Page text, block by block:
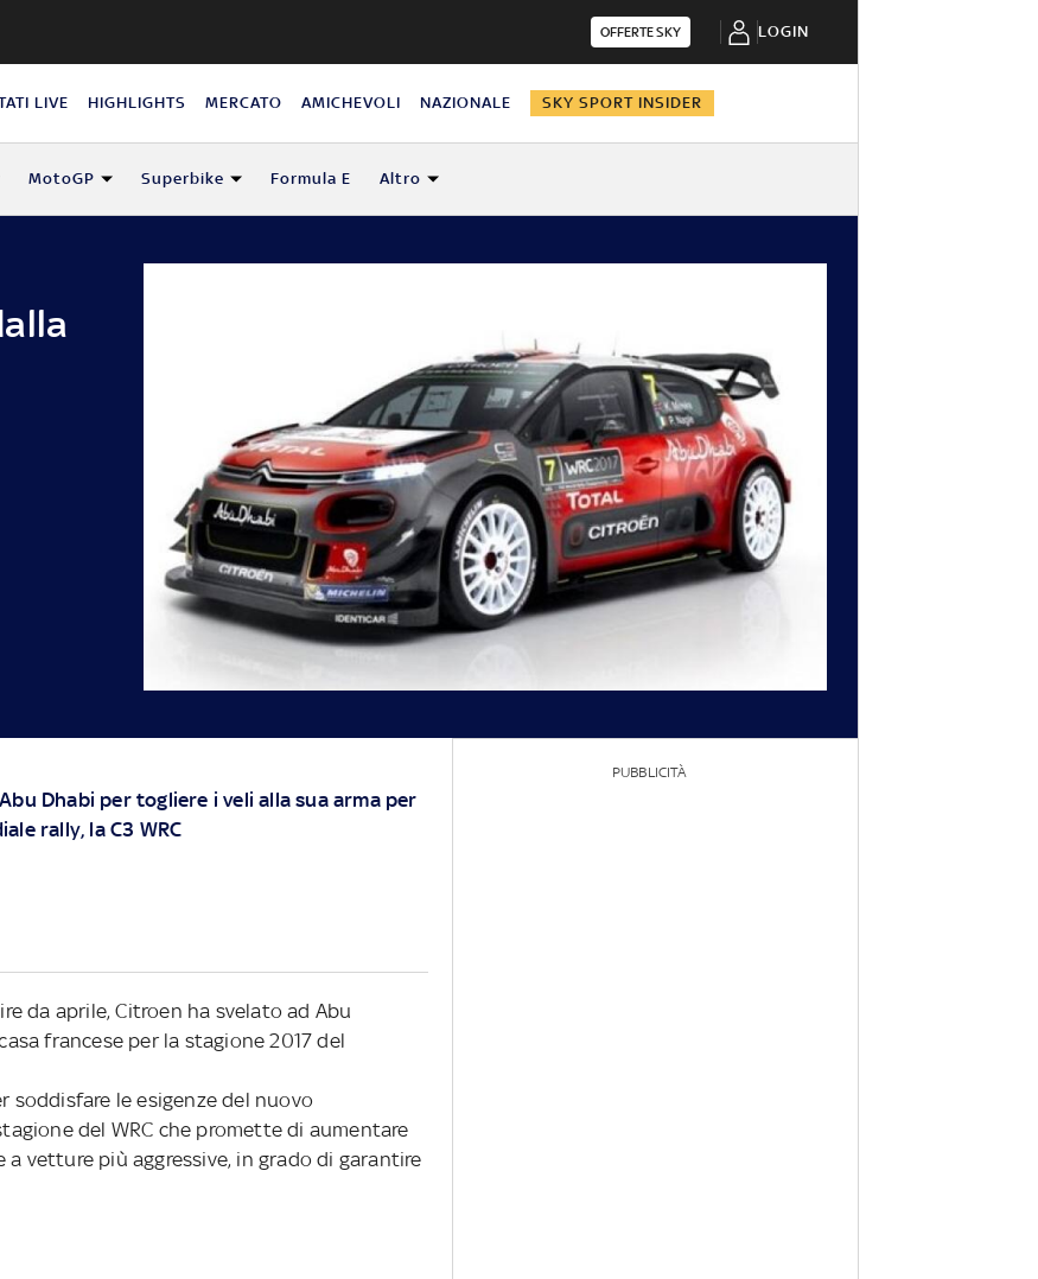
OFFERTE SKY LOGIN
LIVE HIGHLIGHTS MERCATO AMICHEVOLI NAZIONALE SKY SPORT INSIDER
MotoGP Superbike Formula E Altro
Dhabi per togliere i veli alla sua arma per
rally, la C3 WRC
da aprile, Citroen ha svelato ad Abu
francese per la stagione 2017 del
soddisfare le esigenze del nuovo
del WRC che promette di aumentare
vetture più aggressive, in grado di garantire
PUBBLICITÀ